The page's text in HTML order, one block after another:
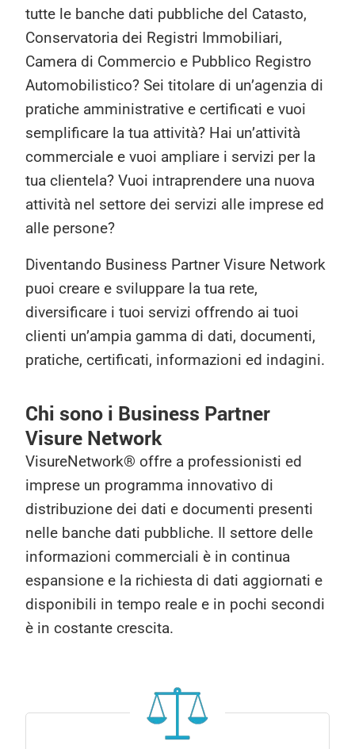
tutte le banche dati pubbliche del Catasto,
Conservatoria dei Registri Immobiliari,
Camera di Commercio e Pubblico Registro
Automobilistico? Sei titolare di un’agenzia di
pratiche amministrative e certificati e vuoi
semplificare la tua attività? Hai un’attività
commerciale e vuoi ampliare i servizi per la
tua clientela? Vuoi intraprendere una nuova
attività nel settore dei servizi alle imprese ed
alle persone?
Diventando Business Partner Visure Network
puoi creare e sviluppare la tua rete,
diversificare i tuoi servizi offrendo ai tuoi
clienti un’ampia gamma di dati, documenti,
pratiche, certificati, informazioni ed indagini.
Chi sono i Business Partner
Visure Network
VisureNetwork® offre a professionisti ed
imprese un programma innovativo di
distribuzione dei dati e documenti presenti
nelle banche dati pubbliche. Il settore delle
informazioni commerciali è in continua
espansione e la richiesta di dati aggiornati e
disponibili in tempo reale e in pochi secondi
è in costante crescita.